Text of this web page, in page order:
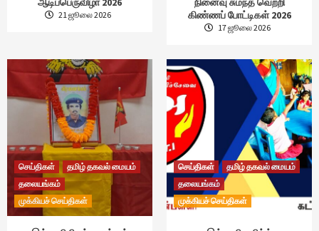
21 ஜூலை 2026
கிண்ணப் போட்டிகள் 2026
17 ஜூலை 2026
செய்திகள்
தமிழ் தகவல் மையம்
தலையங்கம்
முக்கியச் செய்திகள்
செய்திகள்
தமிழ் தகவல் மையம்
தலையங்கம்
முக்கியச் செய்திகள்